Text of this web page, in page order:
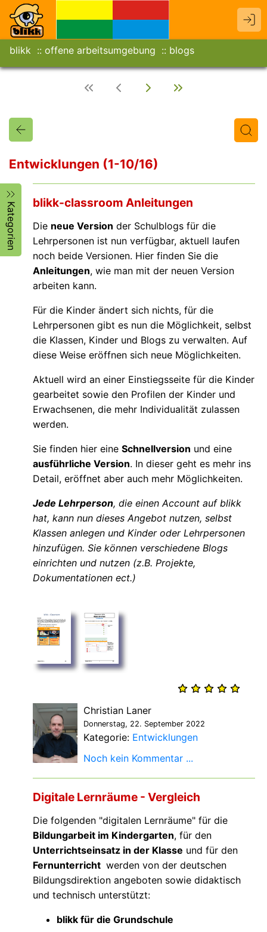
blikk offene arbeitsumgebung blogs
Entwicklungen (1-10/16)
Kategorien blikk-classroom Anleitungen
Die neue Version der Schulblogs für die
Lehrpersonen ist nun verfügbar, aktuell laufen
noch beide Versionen. Hier finden Sie die
Anleitungen, wie man mit der neuen Version
arbeiten kann.
Für die Kinder ändert sich nichts, für die
Lehrpersonen gibt es nun die Möglichkeit, selbst
die Klassen, Kinder und Blogs zu verwalten. Auf
diese Weise eröffnen sich neue Möglichkeiten.
Aktuell wird an einer Einstiegsseite für die Kinder
gearbeitet sowie den Profilen der Kinder und
Erwachsenen, die mehr Individualität zulassen
werden.
Sie finden hier eine Schnellversion und eine
ausführliche Version. In dieser geht es mehr ins
Detail, eröffnet aber auch mehr Möglichkeiten.
Jede Lehrperson, die einen Account auf blikk
hat, kann nun dieses Angebot nutzen, selbst
Klassen anlegen und Kinder oder Lehrpersonen
hinzufügen. Sie können verschiedene Blogs
einrichten und nutzen (z.B. Projekte,
Dokumentationen ect.)
Christian Laner
Donnerstag, 22. September 2022
Kategorie: Entwicklungen
Noch kein Kommentar ...
Digitale Lernräume - Vergleich
Die folgenden "digitalen Lernräume" für die
Bildungarbeit im Kindergarten, für den
Unterrichtseinsatz in der Klasse und für den
Fernunterricht werden von der deutschen
Bildungsdirektion angeboten sowie didaktisch
und technisch unterstützt:
blikk für die Grundschule